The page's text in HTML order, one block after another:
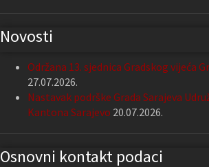
Novosti
Održana 13. sjednica Gradskog vijeća
27.07.2026.
Nastavak podrške Grada Sarajeva
Kantona Sarajevo 20.07.2026.
Osnovni kontakt podaci